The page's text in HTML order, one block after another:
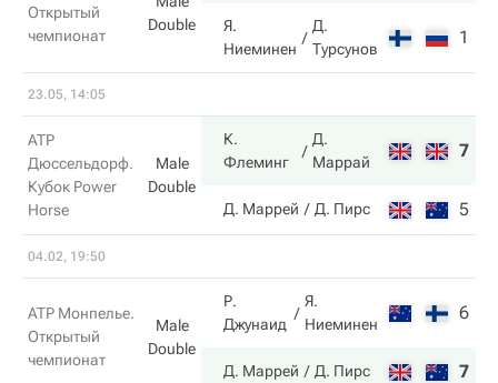
Открытый
чемпионат
Double
Я.
Ниеминен
Д.
Турсунов
1
23.05, 14:05
ATP
Дюссельдорф.
Кубок Power
Horse
Male
Double
К.
Флеминг
Д.
Маррай
7
Д. Маррей Д. Пирс 5
04.02, 19:50
ATP Монпелье.
Открытый
чемпионат
Male
Double
Р.
Джунаид
Я.
Ниеминен
6
Д. Маррей Д. Пирс 7